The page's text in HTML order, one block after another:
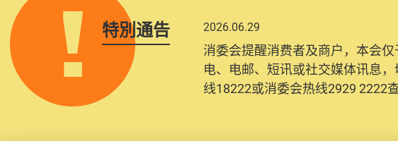
特別通告 2026.06.29
消委会提醒消费者及商户，本会
电、电邮、短讯或社交媒体讯息
线18222或消委会热线2929 2222查